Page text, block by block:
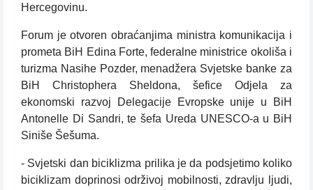
Hercegovinu.
Forum je otvoren obraćanjima ministra komunikacija i
prometa BiH Edina Forte, federalne ministrice okoliša i
turizma Nasihe Pozder, menadžera Svjetske banke za
BiH Christophera Sheldona, šefice Odjela za
ekonomski razvoj Delegacije Evropske unije u BiH
Antonelle Di Sandri, te šefa Ureda UNESCO-a u BiH
Siniše Šešuma.
- Svjetski dan biciklizma prilika je da podsjetimo koliko
biciklizam doprinosi održivoj mobilnosti, zdravlju ljudi,